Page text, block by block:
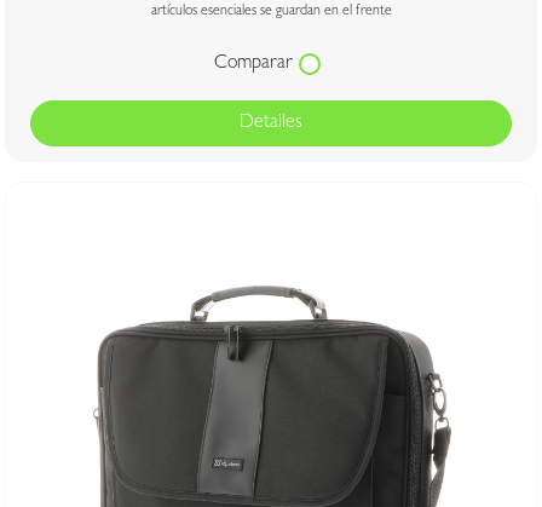
artículos esenciales se guardan en el frente
Comparar
Detalles